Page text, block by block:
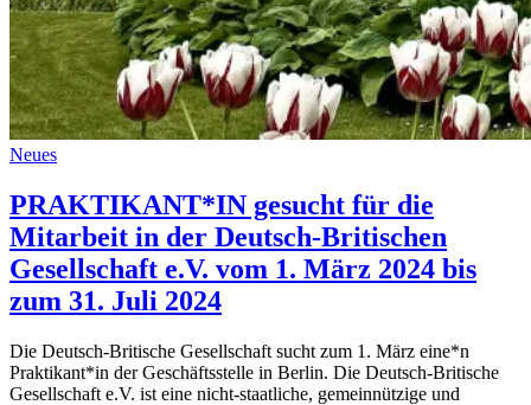
Neues
PRAKTIKANT*IN gesucht für die
Mitarbeit in der Deutsch-Britischen
Gesellschaft e.V. vom 1. März 2024 bis
zum 31. Juli 2024
Die Deutsch-Britische Gesellschaft sucht zum 1. März eine*n
Praktikant*in der Geschäftsstelle in Berlin. Die Deutsch-Britische
Gesellschaft e.V. ist eine nicht-staatliche, gemeinnützige und